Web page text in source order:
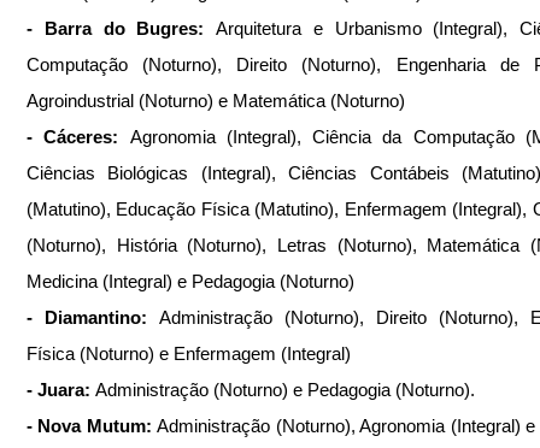
- Barra do Bugres: Arquitetura e Urbanismo (Integral),
Computação (Noturno), Direito (Noturno), Engenharia de
Agroindustrial (Noturno) e Matemática (Noturno)
- Cáceres: Agronomia (Integral), Ciência da Computação
Ciências Biológicas (Integral), Ciências Contábeis
(Matutino), Educação Física (Matutino), Enfermagem (Integral),
(Noturno), História (Noturno), Letras (Noturno), Matemática
Medicina (Integral) e Pedagogia (Noturno)
- Diamantino: Administração (Noturno), Direito (Noturno),
Física (Noturno) e Enfermagem (Integral)
- Juara: Administração (Noturno) e Pedagogia (Noturno).
- Nova Mutum: Administração (Noturno), Agronomia (Integral)